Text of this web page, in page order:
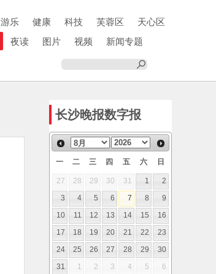
游乐 健康 科技 芙蓉区
天心区
夜读 图片 视频
新闻专题
长沙晚报数字报
一 二 三 四 五 六 日
27 28 29 30 31 1
2
3
4 5 6 7 8
9
10
11 12 13 14 15
16
17
18 19 20 21 22
23
24
25 26 27 28 29
30
31
1 2 3 4 5 6